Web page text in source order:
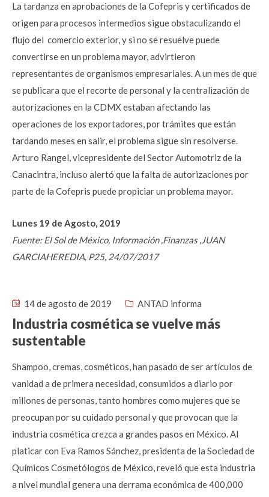
La tardanza en aprobaciones de la Cofepris y certificados de
origen para procesos intermedios sigue obstaculizando el
flujo del comercio exterior, y si no se resuelve puede
convertirse en un problema mayor, advirtieron
representantes de organismos empresariales. A un mes de que
se publicara que el recorte de personal y la centralización de
autorizaciones en la CDMX estaban afectando las
operaciones de los exportadores, por trámites que están
tardando meses en salir, el problema sigue sin resolverse.
Arturo Rangel, vicepresidente del Sector Automotriz de la
Canacintra, incluso alertó que la falta de autorizaciones por
parte de la Cofepris puede propiciar un problema mayor.
Lunes 19 de Agosto, 2019
Fuente: El Sol de México, Información ,Finanzas ,JUAN
GARCIAHEREDIA, P25, 24/07/2017
14 de agosto de 2019 ANTAD informa
Industria cosmética se vuelve más
sustentable
Shampoo, cremas, cosméticos, han pasado de ser artículos de
vanidad a de primera necesidad, consumidos a diario por
millones de personas, tanto hombres como mujeres que se
preocupan por su cuidado personal y que provocan que la
industria cosmética crezca a grandes pasos en México. Al
platicar con Eva Ramos Sánchez, presidenta de la Sociedad de
Químicos Cosmetólogos de México, reveló que esta industria
a nivel mundial genera una derrama económica de 400,000